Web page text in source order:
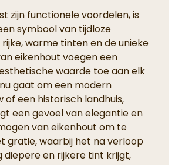
zijn functionele voordelen, is
symbool van tijdloze
warme tinten en de unieke
eikenhout voegen een
waarde toe aan elk
gaat om een modern
een historisch landhuis,
een gevoel van elegantie en
van eikenhout om te
gratie, waarbij het na verloop
diepere en rijkere tint krijgt,